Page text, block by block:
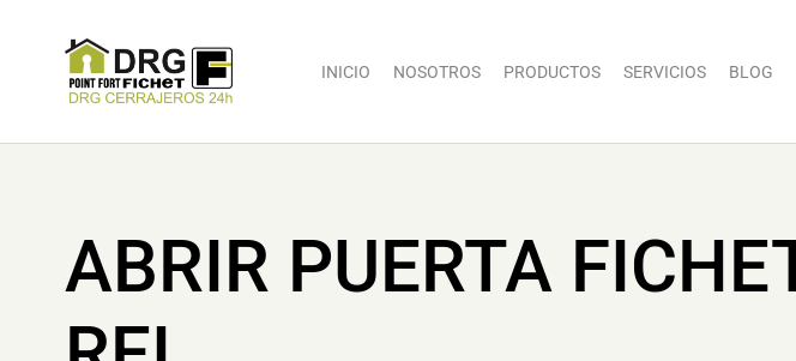
INICIO NOSOTROS PRODUCTOS SERVICIOS BLOG
ABRIR PUERTA